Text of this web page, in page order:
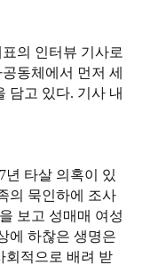
의 인터뷰 기사로
동체에서 먼저 세
담고 있다. 기사 내
년 타살 의혹이 있
의 묵인하에 조사
보고 성매매 여성
에 하찮은 생명은
회적으로 배려 받